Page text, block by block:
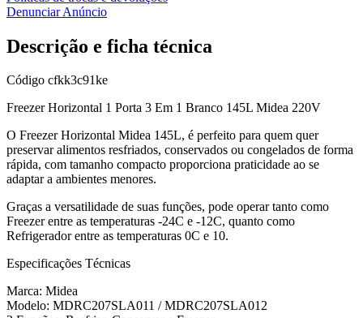
Denunciar Anúncio
Descrição e ficha técnica
Código cfkk3c91ke
Freezer Horizontal 1 Porta 3 Em 1 Branco 145L Midea 220V
O Freezer Horizontal Midea 145L, é perfeito para quem quer
preservar alimentos resfriados, conservados ou congelados de forma
rápida, com tamanho compacto proporciona praticidade ao se
adaptar a ambientes menores.
Graças a versatilidade de suas funções, pode operar tanto como
Freezer entre as temperaturas -24C e -12C, quanto como
Refrigerador entre as temperaturas 0C e 10.
Especificações Técnicas
Marca: Midea
Modelo: MDRC207SLA011 / MDRC207SLA012